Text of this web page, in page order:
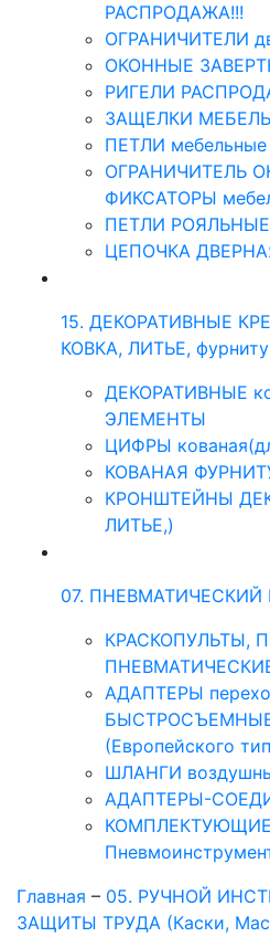
РАСПРОДАЖА!!!
ОГРАНИЧИТЕЛИ
ОКОННЫЕ
РИГЕЛИ
ЗАЩЕЛКИ
ПЕТЛИ
ОГРАНИЧИТЕЛЬ
ФИКСАТОРЫ
ПЕТЛИ РОЯЛЬНЫЕ
ЦЕПОЧКА
15. ДЕКОРАТИВНЫЕ
КОВКА, ЛИТЬЕ,
ДЕКОРАТИВНЫЕ
ЭЛЕМЕНТЫ
ЦИФРЫ
КОВАНАЯ
КРОНШТЕЙНЫ
ЛИТЬЕ,)
07.
КРАСКОПУЛЬТЫ,
АДАПТЕРЫ
БЫСТРОСЪЕМНЫЕ
(Европейского
ШЛАНГИ
АДАПТЕРЫ-
КОМПЛЕКТУЮЩИЕ
Главная – 05. РУЧНОЙ
ЗАЩИТЫ ТРУДА (Каски,